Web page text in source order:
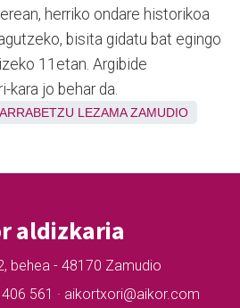
herriko ondare historikoa
bisita gidatu bat egingo
11etan. Argibide
kara jo behar da.
LEZAMA ZAMUDIO
aldizkaria
behea - 48170 Zamudio
561 · aikortxori@aikor.com